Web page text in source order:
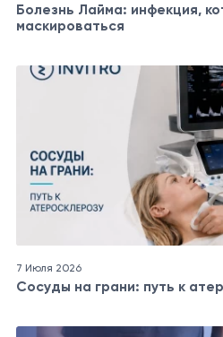
Болезнь Лайма: инфекция,
маскироваться
7 Июля 2026
Сосуды на грани: путь к